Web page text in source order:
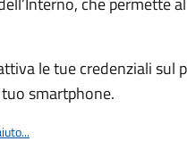
le tue credenziali sul
smartphone.